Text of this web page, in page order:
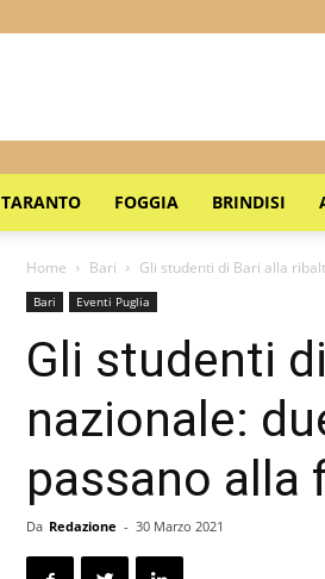
TARANTO FOGGIA BRINDISI
Home Bari Gli studenti di Bari alla
Bari Eventi Puglia
Gli studenti
nazionale:
passano alla
Da Redazione - 30 Marzo 2021